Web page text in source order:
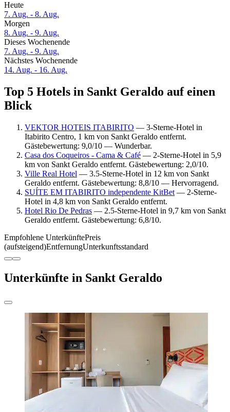
Heute
7. Aug. - 8. Aug.
Morgen
8. Aug. - 9. Aug.
Dieses Wochenende
7. Aug. - 9. Aug.
Nächstes Wochenende
14. Aug. - 16. Aug.
Top 5 Hotels in Sankt Geraldo auf einen
Blick
VEKTOR HOTEIS ITABIRITO — 3-Sterne-Hotel in
Itabirito Centro, 1 km von Sankt Geraldo entfernt.
Gästebewertung: 9,0/10 — Wunderbar.
Casa dos Coqueiros - Cama & Café — 2-Sterne-Hotel in 5,9
km von Sankt Geraldo entfernt. Gästebewertung: 2,0/10.
Ville Real Hotel — 3.5-Sterne-Hotel in 12 km von Sankt
Geraldo entfernt. Gästebewertung: 8,8/10 — Hervorragend.
SUÍTE EM ITABIRITO independente KitBet — 2-Sterne-
Hotel in 4,8 km von Sankt Geraldo entfernt.
Hotel Rio De Pedras — 2.5-Sterne-Hotel in 9,7 km von Sankt
Geraldo entfernt. Gästebewertung: 6,8/10.
Empfohlene UnterkünftePreis
(aufsteigend)EntfernungUnterkunftsstandard
Unterkünfte in Sankt Geraldo